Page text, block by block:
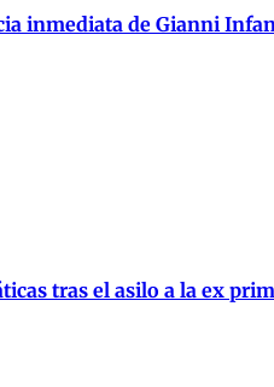
inmediata de Gianni
tras el asilo a la ex